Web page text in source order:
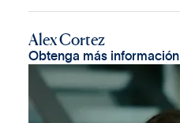
Alex Cortez
Obtenga más información